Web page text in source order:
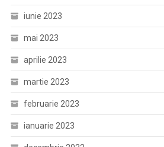
iunie 2023
mai 2023
aprilie 2023
martie 2023
februarie 2023
ianuarie 2023